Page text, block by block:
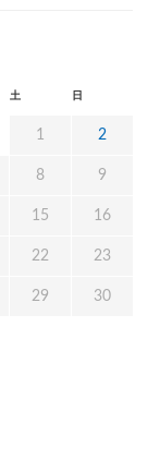
土 日
1 2
8 9
15 16
22 23
29 30